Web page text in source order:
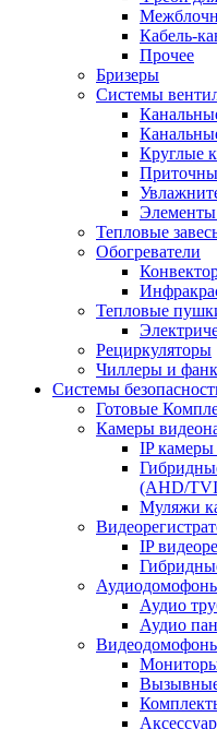
Кабель-
Прочее
Бризеры
Системы
Круглые
Элементы
Тепловые
Обогреватели
Тепловые
Рециркуляторы
Чиллеры и
Системы
Готовые
Камеры
IP
(AHD/
Муляжи
IP
Аудио
Аудио